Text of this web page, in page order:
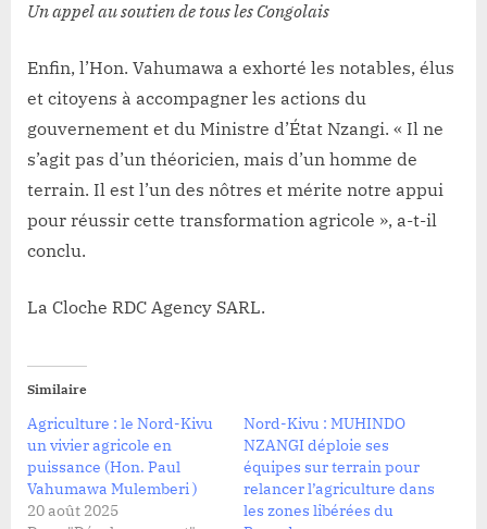
Un appel au soutien de tous les Congolais
Enfin, l’Hon. Vahumawa a exhorté les notables, élus
et citoyens à accompagner les actions du
gouvernement et du Ministre d’État Nzangi. « Il ne
s’agit pas d’un théoricien, mais d’un homme de
terrain. Il est l’un des nôtres et mérite notre appui
pour réussir cette transformation agricole », a-t-il
conclu.
La Cloche RDC Agency SARL.
Similaire
Agriculture : le Nord-Kivu
un vivier agricole en
puissance (Hon. Paul
Vahumawa Mulemberi )
20 août 2025
Nord-Kivu : MUHINDO
NZANGI déploie ses
équipes sur terrain pour
relancer l’agriculture dans
les zones libérées du